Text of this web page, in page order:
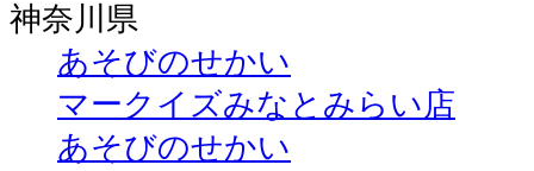
神奈川県
あそびのせかい
マークイズみなとみらい店
あそびのせかい